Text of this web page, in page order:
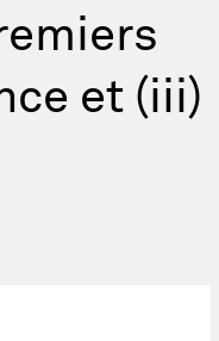
et (iii)